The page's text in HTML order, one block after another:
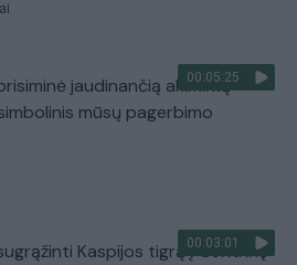
00:05:25
jaudinančią akimirką
mūsų pagerbimo
00:03:01
Kaspijos tigrą į Centrinę